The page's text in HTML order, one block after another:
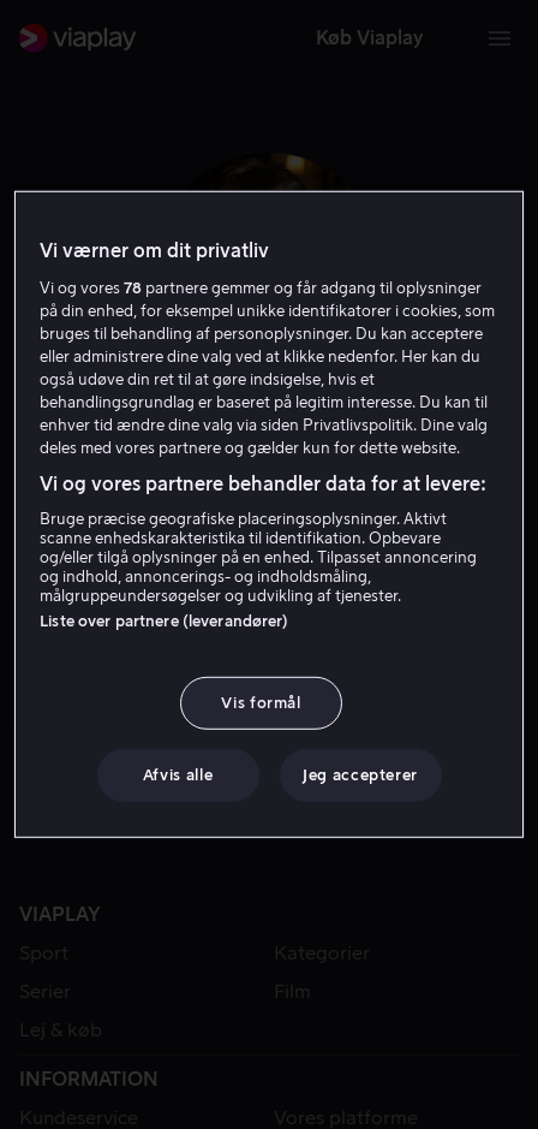
Køb Viaplay
Hannah Tointon
Skuespiller
VIAPLAY
Sport
Kategorier
Serier
Film
Lej & køb
INFORMATION
Kundeservice
Vores platforme
Vi værner om dit privatliv
Vi og vores78 partnere gemmer og får adgang til oplysninger
på din enhed, for eksempel unikke identifikatorer i cookies, som
bruges til behandling af personoplysninger. Du kan acceptere
eller administrere dine valg ved at klikke nedenfor. Her kan du
også udøve din ret til at gøre indsigelse, hvis et
behandlingsgrundlag er baseret på legitim interesse. Du kan til
enhver tid ændre dine valg via siden Privatlivspolitik. Dine valg
deles med vores partnere og gælder kun for dette website.
Vi og vores partnere behandler data for at levere:
Bruge præcise geografiske placeringsoplysninger. Aktivt
scanne enhedskarakteristika til identifikation. Opbevare
og/eller tilgå oplysninger på en enhed. Tilpasset annoncering
og indhold, annoncerings- og indholdsmåling,
målgruppeundersøgelser og udvikling af tjenester.
Liste over partnere (leverandører)
Vis formål
Afvis alle Jeg accepterer